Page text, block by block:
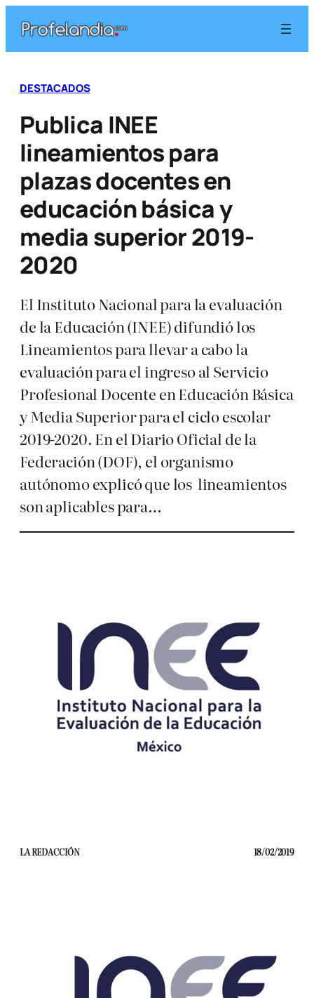
contenido
DESTACADOS
Publica INEE
lineamientos para
plazas docentes en
educación básica y
media superior 2019-
2020
El Instituto Nacional para la evaluación
de la Educación (INEE) difundió los
Lineamientos para llevar a cabo la
evaluación para el ingreso al Servicio
Profesional Docente en Educación Básica
y Media Superior para el ciclo escolar
2019-2020. En el Diario Oficial de la
Federación (DOF), el organismo
autónomo explicó que los lineamientos
son aplicables para…
LA REDACCIÓN 18/02/2019